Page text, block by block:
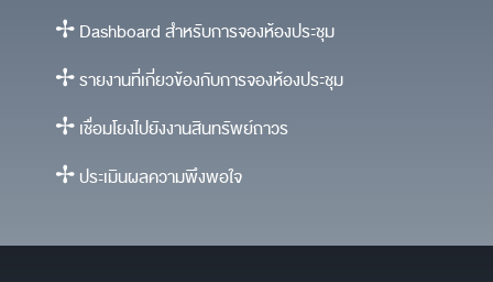
✢ Dashboard สำหรับการจองห้องประชุม
✢ รายงานที่เกี่ยวข้องกับการจองห้องประชุม
✢ เชื่อมโยงไปยังงานสินทรัพย์ถาวร
✢ ประเมินผลความพึงพอใจ